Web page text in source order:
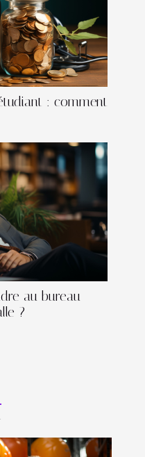
: comment
au bureau
?